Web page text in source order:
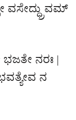
ವಸೇದ್ಧ್ರುವಮ್
ನರಃ |
ನ